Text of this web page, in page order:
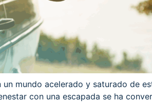
mundo acelerado y saturado de
con una escapada se ha